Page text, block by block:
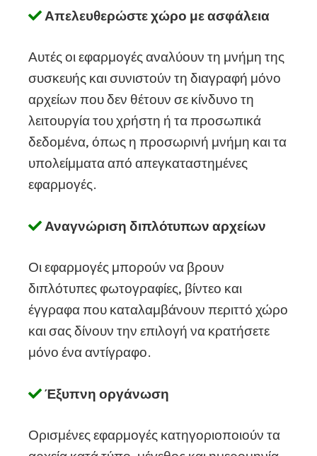
Απελευθερώστε χώρο με ασφάλεια
Αυτές οι εφαρμογές αναλύουν τη μνήμη της
συσκευής και συνιστούν τη διαγραφή μόνο
αρχείων που δεν θέτουν σε κίνδυνο τη
λειτουργία του χρήστη ή τα προσωπικά
δεδομένα, όπως η προσωρινή μνήμη και τα
υπολείμματα από απεγκαταστημένες
εφαρμογές.
Αναγνώριση διπλότυπων αρχείων
Οι εφαρμογές μπορούν να βρουν
διπλότυπες φωτογραφίες, βίντεο και
έγγραφα που καταλαμβάνουν περιττό χώρο
και σας δίνουν την επιλογή να κρατήσετε
μόνο ένα αντίγραφο.
Έξυπνη οργάνωση
Ορισμένες εφαρμογές κατηγοριοποιούν τα